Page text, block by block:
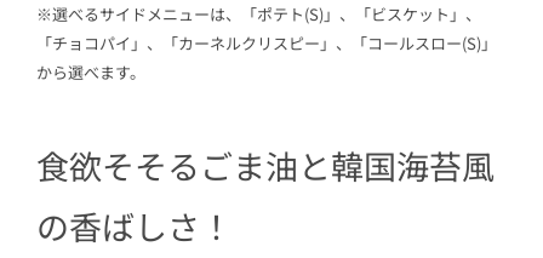
※選べるサイドメニューは、「ポテト(S)」、「ビスケット」、
「チョコパイ」、「カーネルクリスピー」、「コールスロー(S)」
から選べます。
食欲そそるごま油と韓国海苔風
の香ばしさ！